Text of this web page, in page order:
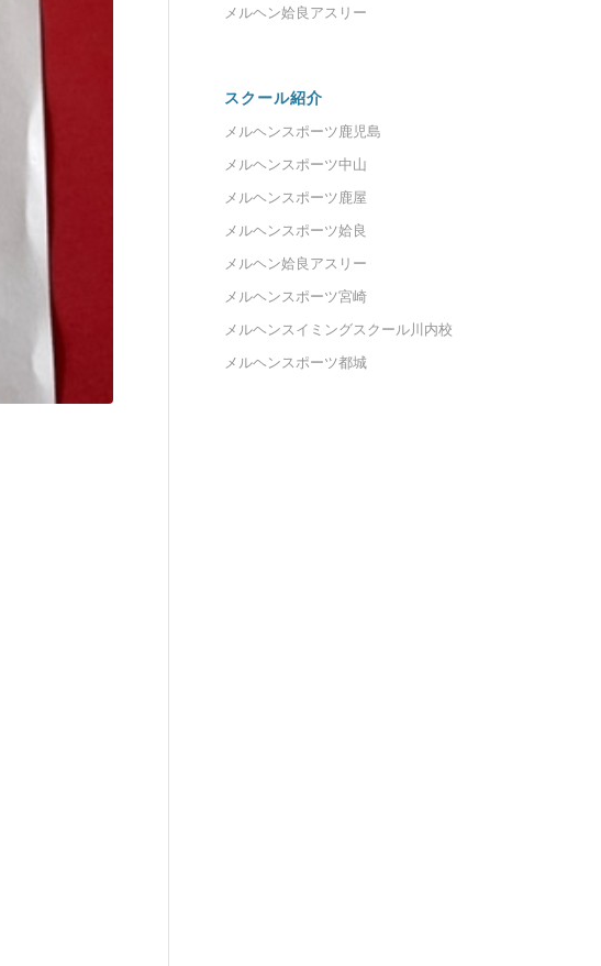
メルヘン姶良アスリー
スクール紹介
メルヘンスポーツ鹿児島
メルヘンスポーツ中山
メルヘンスポーツ鹿屋
メルヘンスポーツ姶良
メルヘン姶良アスリー
メルヘンスポーツ宮崎
メルヘンスイミングスクール川内校
メルヘンスポーツ都城